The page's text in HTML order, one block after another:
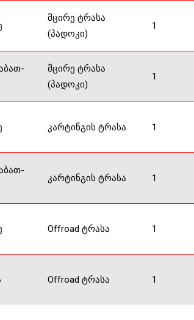
მცირე ტრასა
(პადოკი)
1
მცირე ტრასა
(პადოკი)
1
კარტინგის ტრასა 1
კარტინგის ტრასა 1
Offroad ტრასა 1
Offroad ტრასა 1